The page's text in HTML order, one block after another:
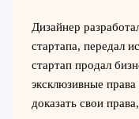
Дизайнер
стартапа, передал
стартап продал
эксклюзивные
доказать свои